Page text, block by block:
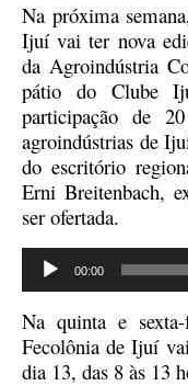
Na próxima
Ijuí vai ter nova
da Agroindústria
pátio do Clube
participação de
agroindústrias de
do escritório
Erni Breitenbach,
ser ofertada.
Tocador
áudio
00:00
Na quinta e
Fecolônia de Ijuí
dia 13, das 8 às 13